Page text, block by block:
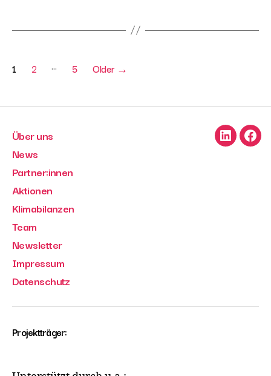
Posts
1 2 … 5 Older →
Über uns
News
Partner:innen
Aktionen
Klimabilanzen
Team
Newsletter
Impressum
Datenschutz
LinkedIn
Projektträger: